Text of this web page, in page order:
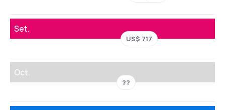
Set.
US$ 717
Oct.
??